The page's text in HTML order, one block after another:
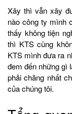
Xây thì vẫn xây
nào công ty mình
thấy không tiện
thì KTS cũng
KTS mình đưa ra
đem đến những gì
phải chăng nhất
của chúng tôi.